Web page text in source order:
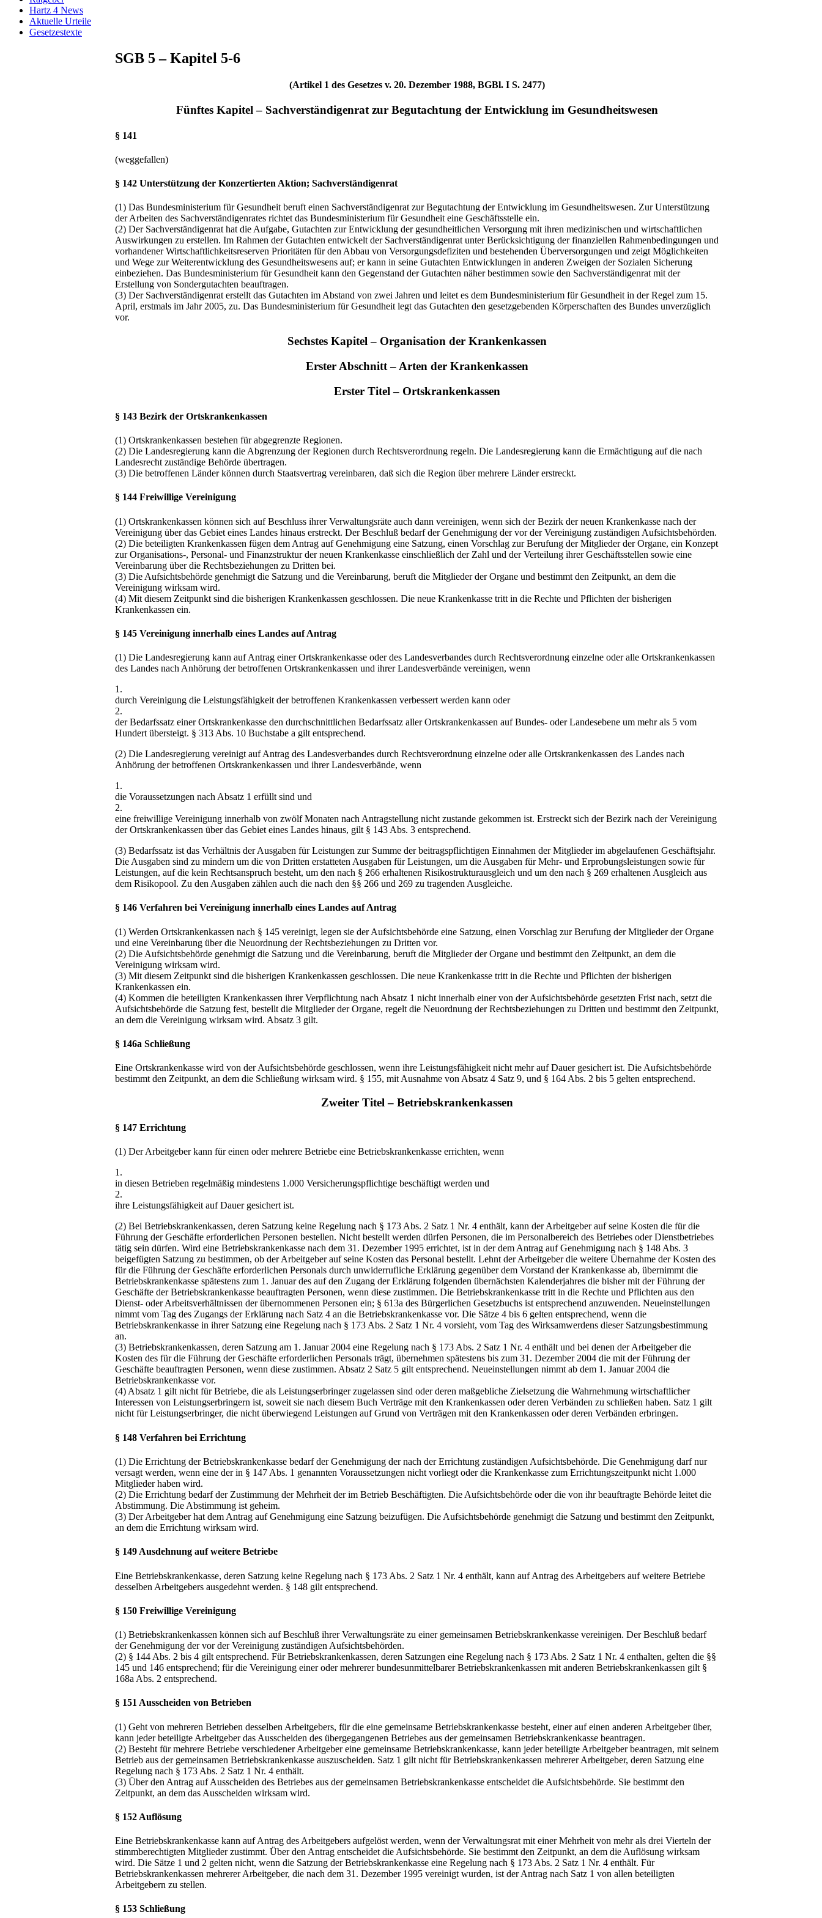
Hartz 4 News
Aktuelle Urteile
Gesetzestexte
SGB 5 – Kapitel 5-6
(Artikel 1 des Gesetzes v. 20. Dezember 1988, BGBl. I S. 2477)
Fünftes Kapitel – Sachverständigenrat zur Begutachtung der Entwicklung im Gesundheitswesen
§ 141
(weggefallen)
§ 142 Unterstützung der Konzertierten Aktion; Sachverständigenrat
(1) Das Bundesministerium für Gesundheit beruft einen Sachverständigenrat zur Begutachtung der Entwicklung im Gesundheitswesen. Zur Unterstützung
der Arbeiten des Sachverständigenrates richtet das Bundesministerium für Gesundheit eine Geschäftsstelle ein.
(2) Der Sachverständigenrat hat die Aufgabe, Gutachten zur Entwicklung der gesundheitlichen Versorgung mit ihren medizinischen und wirtschaftlichen
Auswirkungen zu erstellen. Im Rahmen der Gutachten entwickelt der Sachverständigenrat unter Berücksichtigung der finanziellen Rahmenbedingungen und
vorhandener Wirtschaftlichkeitsreserven Prioritäten für den Abbau von Versorgungsdefiziten und bestehenden Überversorgungen und zeigt Möglichkeiten
und Wege zur Weiterentwicklung des Gesundheitswesens auf; er kann in seine Gutachten Entwicklungen in anderen Zweigen der Sozialen Sicherung
einbeziehen. Das Bundesministerium für Gesundheit kann den Gegenstand der Gutachten näher bestimmen sowie den Sachverständigenrat mit der
Erstellung von Sondergutachten beauftragen.
(3) Der Sachverständigenrat erstellt das Gutachten im Abstand von zwei Jahren und leitet es dem Bundesministerium für Gesundheit in der Regel zum 15.
April, erstmals im Jahr 2005, zu. Das Bundesministerium für Gesundheit legt das Gutachten den gesetzgebenden Körperschaften des Bundes unverzüglich
vor.
Sechstes Kapitel – Organisation der Krankenkassen
Erster Abschnitt – Arten der Krankenkassen
Erster Titel – Ortskrankenkassen
§ 143 Bezirk der Ortskrankenkassen
(1) Ortskrankenkassen bestehen für abgegrenzte Regionen.
(2) Die Landesregierung kann die Abgrenzung der Regionen durch Rechtsverordnung regeln. Die Landesregierung kann die Ermächtigung auf die nach
Landesrecht zuständige Behörde übertragen.
(3) Die betroffenen Länder können durch Staatsvertrag vereinbaren, daß sich die Region über mehrere Länder erstreckt.
§ 144 Freiwillige Vereinigung
(1) Ortskrankenkassen können sich auf Beschluss ihrer Verwaltungsräte auch dann vereinigen, wenn sich der Bezirk der neuen Krankenkasse nach der
Vereinigung über das Gebiet eines Landes hinaus erstreckt. Der Beschluß bedarf der Genehmigung der vor der Vereinigung zuständigen Aufsichtsbehörden.
(2) Die beteiligten Krankenkassen fügen dem Antrag auf Genehmigung eine Satzung, einen Vorschlag zur Berufung der Mitglieder der Organe, ein Konzept
zur Organisations-, Personal- und Finanzstruktur der neuen Krankenkasse einschließlich der Zahl und der Verteilung ihrer Geschäftsstellen sowie eine
Vereinbarung über die Rechtsbeziehungen zu Dritten bei.
(3) Die Aufsichtsbehörde genehmigt die Satzung und die Vereinbarung, beruft die Mitglieder der Organe und bestimmt den Zeitpunkt, an dem die
Vereinigung wirksam wird.
(4) Mit diesem Zeitpunkt sind die bisherigen Krankenkassen geschlossen. Die neue Krankenkasse tritt in die Rechte und Pflichten der bisherigen
Krankenkassen ein.
§ 145 Vereinigung innerhalb eines Landes auf Antrag
(1) Die Landesregierung kann auf Antrag einer Ortskrankenkasse oder des Landesverbandes durch Rechtsverordnung einzelne oder alle Ortskrankenkassen
des Landes nach Anhörung der betroffenen Ortskrankenkassen und ihrer Landesverbände vereinigen, wenn
1.
durch Vereinigung die Leistungsfähigkeit der betroffenen Krankenkassen verbessert werden kann oder
2.
der Bedarfssatz einer Ortskrankenkasse den durchschnittlichen Bedarfssatz aller Ortskrankenkassen auf Bundes- oder Landesebene um mehr als 5 vom
Hundert übersteigt. § 313 Abs. 10 Buchstabe a gilt entsprechend.
(2) Die Landesregierung vereinigt auf Antrag des Landesverbandes durch Rechtsverordnung einzelne oder alle Ortskrankenkassen des Landes nach
Anhörung der betroffenen Ortskrankenkassen und ihrer Landesverbände, wenn
1.
die Voraussetzungen nach Absatz 1 erfüllt sind und
2.
eine freiwillige Vereinigung innerhalb von zwölf Monaten nach Antragstellung nicht zustande gekommen ist. Erstreckt sich der Bezirk nach der Vereinigung
der Ortskrankenkassen über das Gebiet eines Landes hinaus, gilt § 143 Abs. 3 entsprechend.
(3) Bedarfssatz ist das Verhältnis der Ausgaben für Leistungen zur Summe der beitragspflichtigen Einnahmen der Mitglieder im abgelaufenen Geschäftsjahr.
Die Ausgaben sind zu mindern um die von Dritten erstatteten Ausgaben für Leistungen, um die Ausgaben für Mehr- und Erprobungsleistungen sowie für
Leistungen, auf die kein Rechtsanspruch besteht, um den nach § 266 erhaltenen Risikostrukturausgleich und um den nach § 269 erhaltenen Ausgleich aus
dem Risikopool. Zu den Ausgaben zählen auch die nach den §§ 266 und 269 zu tragenden Ausgleiche.
§ 146 Verfahren bei Vereinigung innerhalb eines Landes auf Antrag
(1) Werden Ortskrankenkassen nach § 145 vereinigt, legen sie der Aufsichtsbehörde eine Satzung, einen Vorschlag zur Berufung der Mitglieder der Organe
und eine Vereinbarung über die Neuordnung der Rechtsbeziehungen zu Dritten vor.
(2) Die Aufsichtsbehörde genehmigt die Satzung und die Vereinbarung, beruft die Mitglieder der Organe und bestimmt den Zeitpunkt, an dem die
Vereinigung wirksam wird.
(3) Mit diesem Zeitpunkt sind die bisherigen Krankenkassen geschlossen. Die neue Krankenkasse tritt in die Rechte und Pflichten der bisherigen
Krankenkassen ein.
(4) Kommen die beteiligten Krankenkassen ihrer Verpflichtung nach Absatz 1 nicht innerhalb einer von der Aufsichtsbehörde gesetzten Frist nach, setzt die
Aufsichtsbehörde die Satzung fest, bestellt die Mitglieder der Organe, regelt die Neuordnung der Rechtsbeziehungen zu Dritten und bestimmt den Zeitpunkt,
an dem die Vereinigung wirksam wird. Absatz 3 gilt.
§ 146a Schließung
Eine Ortskrankenkasse wird von der Aufsichtsbehörde geschlossen, wenn ihre Leistungsfähigkeit nicht mehr auf Dauer gesichert ist. Die Aufsichtsbehörde
bestimmt den Zeitpunkt, an dem die Schließung wirksam wird. § 155, mit Ausnahme von Absatz 4 Satz 9, und § 164 Abs. 2 bis 5 gelten entsprechend.
Zweiter Titel – Betriebskrankenkassen
§ 147 Errichtung
(1) Der Arbeitgeber kann für einen oder mehrere Betriebe eine Betriebskrankenkasse errichten, wenn
1.
in diesen Betrieben regelmäßig mindestens 1.000 Versicherungspflichtige beschäftigt werden und
2.
ihre Leistungsfähigkeit auf Dauer gesichert ist.
(2) Bei Betriebskrankenkassen, deren Satzung keine Regelung nach § 173 Abs. 2 Satz 1 Nr. 4 enthält, kann der Arbeitgeber auf seine Kosten die für die
Führung der Geschäfte erforderlichen Personen bestellen. Nicht bestellt werden dürfen Personen, die im Personalbereich des Betriebes oder Dienstbetriebes
tätig sein dürfen. Wird eine Betriebskrankenkasse nach dem 31. Dezember 1995 errichtet, ist in der dem Antrag auf Genehmigung nach § 148 Abs. 3
beigefügten Satzung zu bestimmen, ob der Arbeitgeber auf seine Kosten das Personal bestellt. Lehnt der Arbeitgeber die weitere Übernahme der Kosten des
für die Führung der Geschäfte erforderlichen Personals durch unwiderrufliche Erklärung gegenüber dem Vorstand der Krankenkasse ab, übernimmt die
Betriebskrankenkasse spätestens zum 1. Januar des auf den Zugang der Erklärung folgenden übernächsten Kalenderjahres die bisher mit der Führung der
Geschäfte der Betriebskrankenkasse beauftragten Personen, wenn diese zustimmen. Die Betriebskrankenkasse tritt in die Rechte und Pflichten aus den
Dienst- oder Arbeitsverhältnissen der übernommenen Personen ein; § 613a des Bürgerlichen Gesetzbuchs ist entsprechend anzuwenden. Neueinstellungen
nimmt vom Tag des Zugangs der Erklärung nach Satz 4 an die Betriebskrankenkasse vor. Die Sätze 4 bis 6 gelten entsprechend, wenn die
Betriebskrankenkasse in ihrer Satzung eine Regelung nach § 173 Abs. 2 Satz 1 Nr. 4 vorsieht, vom Tag des Wirksamwerdens dieser Satzungsbestimmung
an.
(3) Betriebskrankenkassen, deren Satzung am 1. Januar 2004 eine Regelung nach § 173 Abs. 2 Satz 1 Nr. 4 enthält und bei denen der Arbeitgeber die
Kosten des für die Führung der Geschäfte erforderlichen Personals trägt, übernehmen spätestens bis zum 31. Dezember 2004 die mit der Führung der
Geschäfte beauftragten Personen, wenn diese zustimmen. Absatz 2 Satz 5 gilt entsprechend. Neueinstellungen nimmt ab dem 1. Januar 2004 die
Betriebskrankenkasse vor.
(4) Absatz 1 gilt nicht für Betriebe, die als Leistungserbringer zugelassen sind oder deren maßgebliche Zielsetzung die Wahrnehmung wirtschaftlicher
Interessen von Leistungserbringern ist, soweit sie nach diesem Buch Verträge mit den Krankenkassen oder deren Verbänden zu schließen haben. Satz 1 gilt
nicht für Leistungserbringer, die nicht überwiegend Leistungen auf Grund von Verträgen mit den Krankenkassen oder deren Verbänden erbringen.
§ 148 Verfahren bei Errichtung
(1) Die Errichtung der Betriebskrankenkasse bedarf der Genehmigung der nach der Errichtung zuständigen Aufsichtsbehörde. Die Genehmigung darf nur
versagt werden, wenn eine der in § 147 Abs. 1 genannten Voraussetzungen nicht vorliegt oder die Krankenkasse zum Errichtungszeitpunkt nicht 1.000
Mitglieder haben wird.
(2) Die Errichtung bedarf der Zustimmung der Mehrheit der im Betrieb Beschäftigten. Die Aufsichtsbehörde oder die von ihr beauftragte Behörde leitet die
Abstimmung. Die Abstimmung ist geheim.
(3) Der Arbeitgeber hat dem Antrag auf Genehmigung eine Satzung beizufügen. Die Aufsichtsbehörde genehmigt die Satzung und bestimmt den Zeitpunkt,
an dem die Errichtung wirksam wird.
§ 149 Ausdehnung auf weitere Betriebe
Eine Betriebskrankenkasse, deren Satzung keine Regelung nach § 173 Abs. 2 Satz 1 Nr. 4 enthält, kann auf Antrag des Arbeitgebers auf weitere Betriebe
desselben Arbeitgebers ausgedehnt werden. § 148 gilt entsprechend.
§ 150 Freiwillige Vereinigung
(1) Betriebskrankenkassen können sich auf Beschluß ihrer Verwaltungsräte zu einer gemeinsamen Betriebskrankenkasse vereinigen. Der Beschluß bedarf
der Genehmigung der vor der Vereinigung zuständigen Aufsichtsbehörden.
(2) § 144 Abs. 2 bis 4 gilt entsprechend. Für Betriebskrankenkassen, deren Satzungen eine Regelung nach § 173 Abs. 2 Satz 1 Nr. 4 enthalten, gelten die §§
145 und 146 entsprechend; für die Vereinigung einer oder mehrerer bundesunmittelbarer Betriebskrankenkassen mit anderen Betriebskrankenkassen gilt §
168a Abs. 2 entsprechend.
§ 151 Ausscheiden von Betrieben
(1) Geht von mehreren Betrieben desselben Arbeitgebers, für die eine gemeinsame Betriebskrankenkasse besteht, einer auf einen anderen Arbeitgeber über,
kann jeder beteiligte Arbeitgeber das Ausscheiden des übergegangenen Betriebes aus der gemeinsamen Betriebskrankenkasse beantragen.
(2) Besteht für mehrere Betriebe verschiedener Arbeitgeber eine gemeinsame Betriebskrankenkasse, kann jeder beteiligte Arbeitgeber beantragen, mit seinem
Betrieb aus der gemeinsamen Betriebskrankenkasse auszuscheiden. Satz 1 gilt nicht für Betriebskrankenkassen mehrerer Arbeitgeber, deren Satzung eine
Regelung nach § 173 Abs. 2 Satz 1 Nr. 4 enthält.
(3) Über den Antrag auf Ausscheiden des Betriebes aus der gemeinsamen Betriebskrankenkasse entscheidet die Aufsichtsbehörde. Sie bestimmt den
Zeitpunkt, an dem das Ausscheiden wirksam wird.
§ 152 Auflösung
Eine Betriebskrankenkasse kann auf Antrag des Arbeitgebers aufgelöst werden, wenn der Verwaltungsrat mit einer Mehrheit von mehr als drei Vierteln der
stimmberechtigten Mitglieder zustimmt. Über den Antrag entscheidet die Aufsichtsbehörde. Sie bestimmt den Zeitpunkt, an dem die Auflösung wirksam
wird. Die Sätze 1 und 2 gelten nicht, wenn die Satzung der Betriebskrankenkasse eine Regelung nach § 173 Abs. 2 Satz 1 Nr. 4 enthält. Für
Betriebskrankenkassen mehrerer Arbeitgeber, die nach dem 31. Dezember 1995 vereinigt wurden, ist der Antrag nach Satz 1 von allen beteiligten
Arbeitgebern zu stellen.
§ 153 Schließung